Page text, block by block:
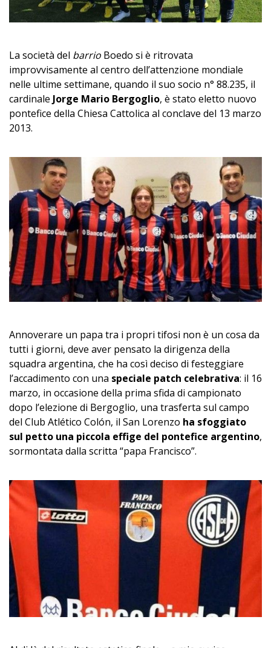
La società del barrio Boedo si è ritrovata
improvvisamente al centro dell’attenzione mondiale
nelle ultime settimane, quando il suo socio n° 88.235, il
cardinale Jorge Mario Bergoglio, è stato eletto nuovo
pontefice della Chiesa Cattolica al conclave del 13 marzo
2013.
Annoverare un papa tra i propri tifosi non è un cosa da
tutti i giorni, deve aver pensato la dirigenza della
squadra argentina, che ha così deciso di festeggiare
l’accadimento con una speciale patch celebrativa: il 16
marzo, in occasione della prima sfida di campionato
dopo l’elezione di Bergoglio, una trasferta sul campo
del Club Atlético Colón, il San Lorenzo ha sfoggiato
sul petto una piccola effige del pontefice argentino,
sormontata dalla scritta “papa Francisco”.